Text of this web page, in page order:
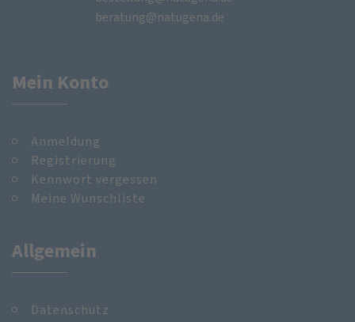
beratung@natugena.de
Mein Konto
Anmeldung
Registrierung
Kennwort vergessen
Meine Wunschliste
Allgemein
Datenschutz